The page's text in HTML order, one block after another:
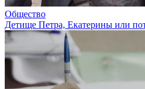
Общество
Детище Петра, Екатерины или